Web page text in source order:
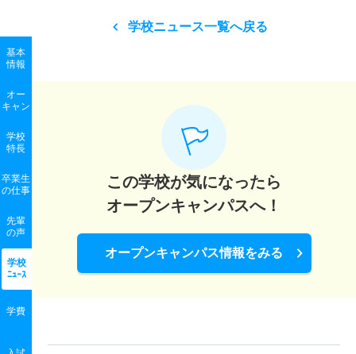
基本
情報
オー
キャン
学校
特長
卒業生
の仕事
先輩
の声
学校
ﾆｭｰｽ
学費
学校ニュース一覧へ戻る
この学校が気になったら
オープンキャンパスへ！
オープンキャンパス情報をみる